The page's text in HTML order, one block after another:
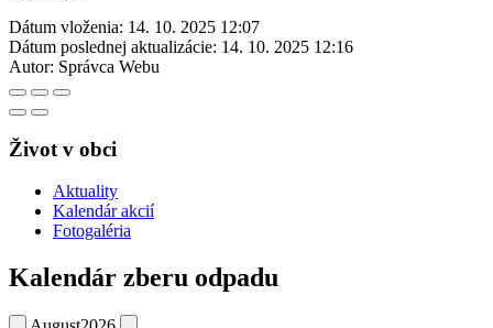
Dátum vloženia: 14. 10. 2025 12:07
Dátum poslednej aktualizácie: 14. 10. 2025 12:16
Autor: Správca Webu
Život v obci
Aktuality
Kalendár akcií
Fotogaléria
Kalendár zberu odpadu